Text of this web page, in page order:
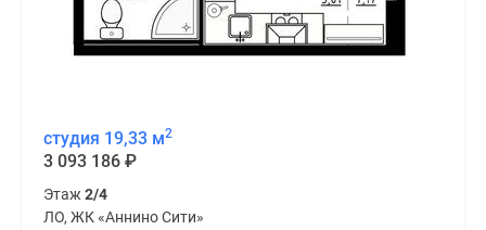
студия 19,33 м2
3 093 186 ₽
Этаж2/4
ЛО, ЖК «Аннино Сити»